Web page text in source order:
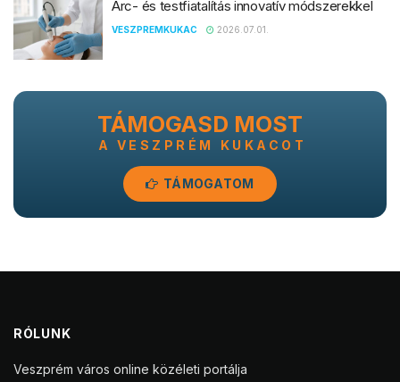
Arc- és testfiatalítás innovatív módszerekkel
VESZPREMKUKAC 2026.07.01.
TÁMOGASD MOST
A VESZPRÉM KUKACOT
TÁMOGATOM
RÓLUNK
Veszprém város online közéleti portálja